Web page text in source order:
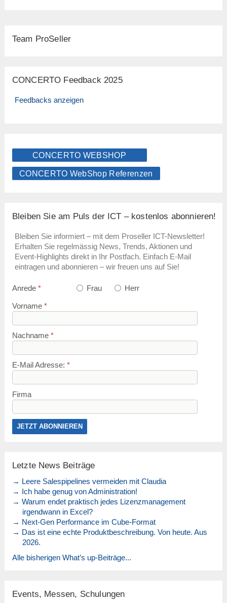
Team ProSeller
CONCERTO Feedback 2025
Feedbacks anzeigen
CONCERTO WEBSHOP
CONCERTO WebShop Referenzen
Bleiben Sie am Puls der ICT – kostenlos abonnieren!
Bleiben Sie informiert – mit dem Proseller ICT-Newsletter!
Erhalten Sie regelmässig News, Trends, Aktionen und
Event-Highlights direkt in Ihr Postfach. Einfach E-Mail
eintragen und abonnieren – wir freuen uns auf Sie!
Anrede * Frau Herr
Vorname *
Nachname *
E-Mail Adresse: *
Firma
Letzte News Beiträge
→ Leere Salespipelines vermeiden mit Claudia
→ Ich habe genug von Administration!
→ Warum endet praktisch jedes Lizenzmanagement
irgendwann in Excel?
→ Next-Gen Performance im Cube-Format
→ Das ist eine echte Produktbeschreibung. Von heute. Aus
2026.
Alle bisherigen What’s up-Beiträge...
Events, Messen, Schulungen